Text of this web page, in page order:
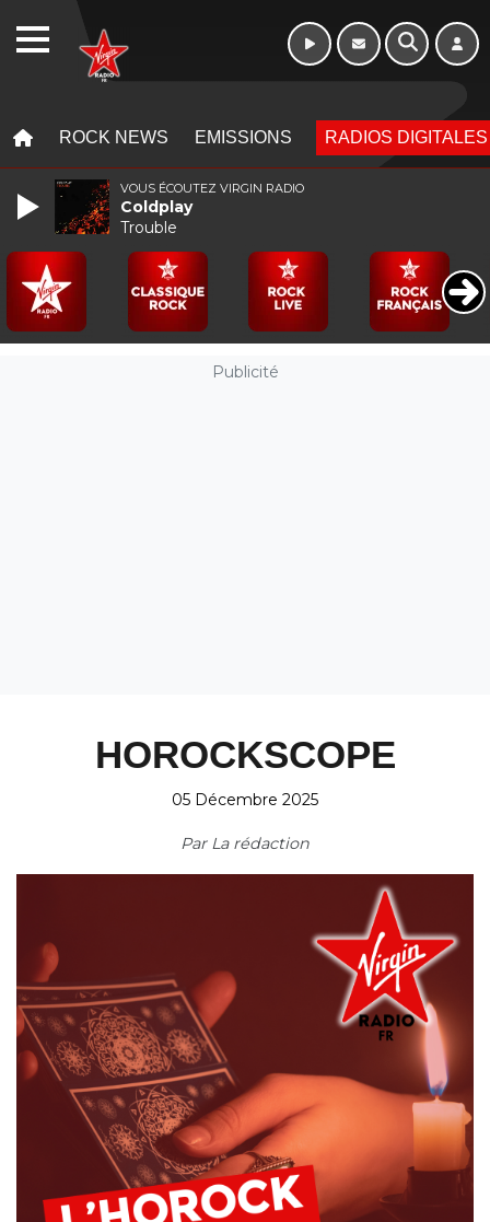
ROCK NEWS EMISSIONS RADIOS DIGITALES
Publicité
HOROCKSCOPE
05 Décembre 2025
Par La rédaction
VOUS ÉCOUTEZ VIRGIN RADIO
Coldplay
Trouble
WEBRADIO